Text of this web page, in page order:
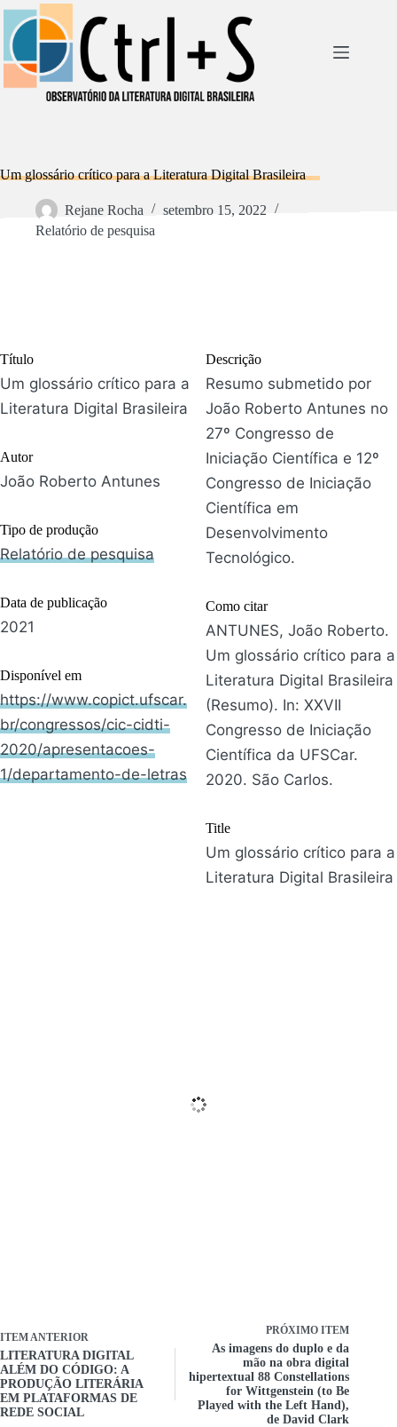
Pular
para
conteúdo
Um glossário crítico para a Literatura Digital Brasileira
Rejane Rocha
setembro 15, 2022
Relatório de pesquisa
Título
Um glossário crítico para a
Literatura Digital Brasileira
Autor
João Roberto Antunes
Tipo de produção
Relatório de pesquisa
Data de publicação
2021
Disponível em
https://www.copict.ufscar.
br/congressos/cic-cidti-
2020/apresentacoes-
1/departamento-de-letras
Descrição
Resumo submetido por
João Roberto Antunes no
27º Congresso de
Iniciação Científica e 12º
Congresso de Iniciação
Científica em
Desenvolvimento
Tecnológico.
Como citar
ANTUNES, João Roberto.
Um glossário crítico para a
Literatura Digital Brasileira
(Resumo). In: XXVII
Congresso de Iniciação
Científica da UFSCar.
2020. São Carlos.
Title
Um glossário crítico para a
Literatura Digital Brasileira
ITEM ANTERIOR
LITERATURA DIGITAL
ALÉM DO CÓDIGO: A
PRODUÇÃO LITERÁRIA
EM PLATAFORMAS DE
REDE SOCIAL
PRÓXIMO ITEM
As imagens do duplo e da
mão na obra digital
hipertextual 88 Constellations
for Wittgenstein (to Be
Played with the Left Hand),
de David Clark